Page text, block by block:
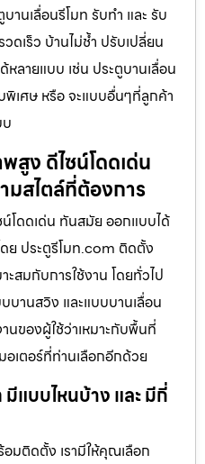
านเลื่อนรีโมท รับทำ และ รับ
เร็ว บ้านไม่ช้ำ ปรับเปลี่ยน
ลายแบบ เช่น ประตูบานเลื่อน
เศษ หรือ จะแบบอื่นๆที่ลูกค้า
สูง ดีไซน์โดดเด่น
สไตล์ที่ต้องการ
โดดเด่น ทันสมัย ออกแบบได้
ย ประตูรีโมท.com ติดตั้ง
ะสมกับการใช้งาน โดยทั่วไป
บานสวิง และแบบบานเลื่อน
นของผู้ใช้ว่าเหมาะกับพื้นที่
เตอร์ที่ท่านเลือกอีกด้วย
แบบไหนบ้าง และ มีกี่
มติดตั้ง เรามีให้คุณเลือก